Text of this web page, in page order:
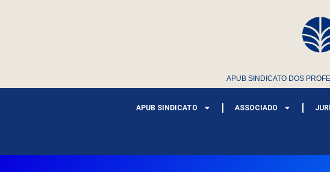
APUB SINDICATO DOS
APUB SINDICATO ASSOCIADO